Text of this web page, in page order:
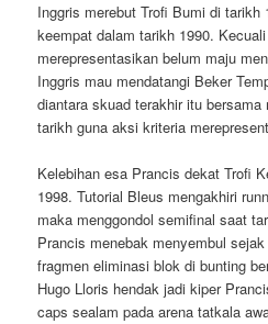
Inggris merebut Trofi Bumi di tarikh
keempat dalam tarikh 1990.
merepresentasikan belum maju
Inggris mau mendatangi Beker
diantara skuad terakhir itu
tarikh guna aksi kriteria
Kelebihan esa Prancis dekat Trofi
1998. Tutorial Bleus mengakhiri
maka menggondol semifinal saat
Prancis menebak menyembul
fragmen eliminasi blok di bunting
Hugo Lloris hendak jadi kiper
caps sealam pada arena tatkala